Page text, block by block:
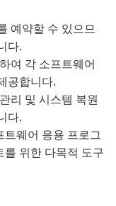
예약할 수 있으므
다.
여 각 소프트웨어
공합니다.
리 및 시스템 복원
다.
웨어 응용 프로그
위한 다목적 도구